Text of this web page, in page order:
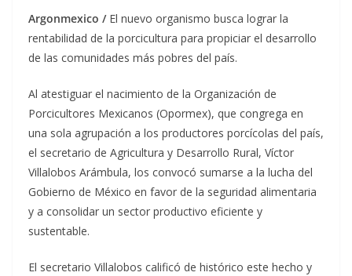
Argonmexico /El nuevo organismo busca lograr la
rentabilidad de la porcicultura para propiciar el desarrollo
de las comunidades más pobres del país.
Al atestiguar el nacimiento de la Organización de
Porcicultores Mexicanos (Opormex), que congrega en
una sola agrupación a los productores porcícolas del país,
el secretario de Agricultura y Desarrollo Rural, Víctor
Villalobos Arámbula, los convocó sumarse a la lucha del
Gobierno de México en favor de la seguridad alimentaria
y a consolidar un sector productivo eficiente y
sustentable.
El secretario Villalobos calificó de histórico este hecho y